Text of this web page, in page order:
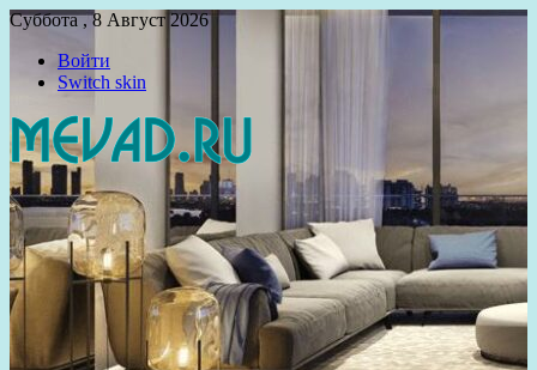
Суббота , 8 Август 2026
Войти
Switch skin